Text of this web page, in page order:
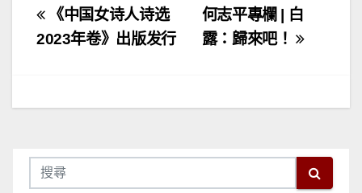
文
章
覽
何志平專欄 | 白
露：歸來吧！
《中国女诗人诗选
2023年卷》出版发行